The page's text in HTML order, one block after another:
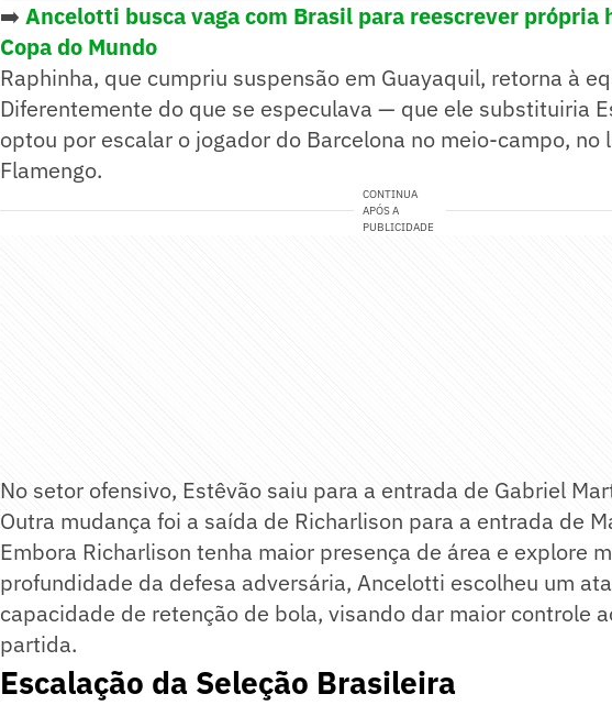
➡️ Ancelotti busca vaga com Brasil para reescrever própria
Copa do Mundo
Raphinha, que cumpriu suspensão em Guayaquil, retorna à
Diferentemente do que se especulava — que ele substituiria
optou por escalar o jogador do Barcelona no meio-campo, no
Flamengo.
CONTINUA
APÓS A
PUBLICIDADE
No setor ofensivo, Estêvão saiu para a entrada de Gabriel
Outra mudança foi a saída de Richarlison para a entrada de
Embora Richarlison tenha maior presença de área e explore
profundidade da defesa adversária, Ancelotti escolheu um
capacidade de retenção de bola, visando dar maior controle
partida.
Escalação da Seleção Brasileira